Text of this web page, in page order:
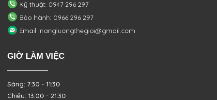
Kỹ thuật: 0947 296 297
Bảo hành: 0966 296 297
Email: nangluongthegioi@gmail.com
GIỜ LÀM VIỆC
Sáng: 7:30 - 11:30
Chiều: 13:00 - 21:30